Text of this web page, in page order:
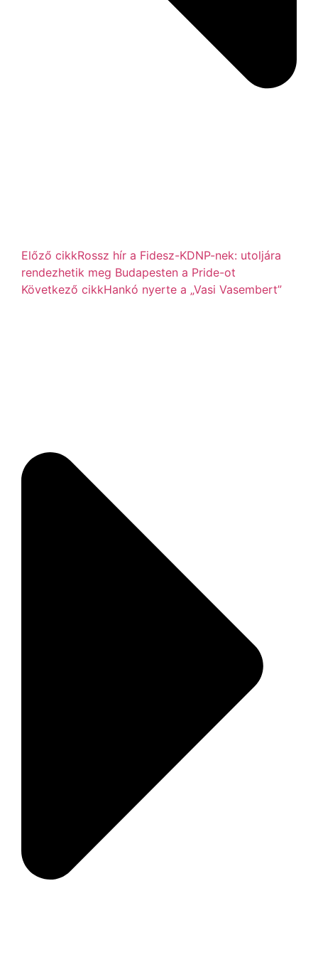
Előző cikkRossz hír a Fidesz-KDNP-nek: utoljára
rendezhetik meg Budapesten a Pride-ot
Következő cikkHankó nyerte a „Vasi Vasembert”